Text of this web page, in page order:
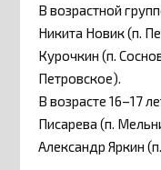
В возрастной
Никита Новик (п.
Курочкин (п.
Петровское).
В возрасте 16–17
Писарева (п.
Александр Яркин